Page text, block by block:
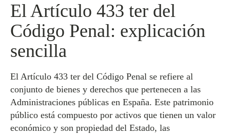
El Artículo 433 ter del
Código Penal: explicación
sencilla
El Artículo 433 ter del Código Penal se refiere al
conjunto de bienes y derechos que pertenecen a las
Administraciones públicas en España. Este patrimonio
público está compuesto por activos que tienen un valor
económico y son propiedad del Estado, las